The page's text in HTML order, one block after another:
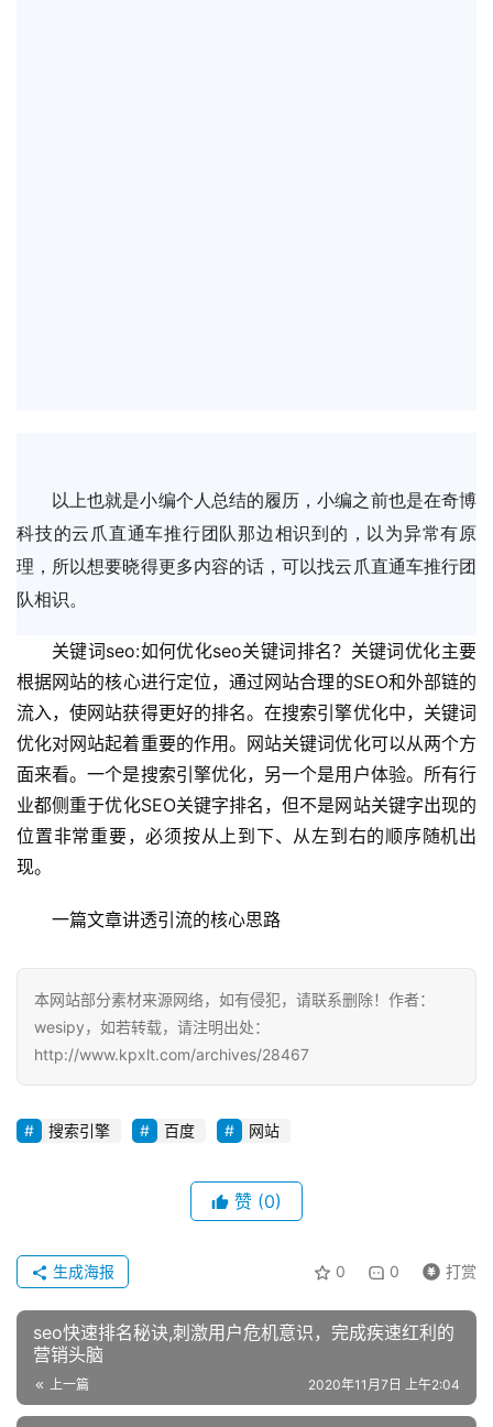
以上也就是小编个人总结的履历，小编之前也是在奇博
科技的云爪直通车推行团队那边相识到的，以为异常有原
理，所以想要晓得更多内容的话，可以找云爪直通车推行团
队相识。
关键词seo:如何优化seo关键词排名？关键词优化主要
根据网站的核心进行定位，通过网站合理的SEO和外部链的
流入，使网站获得更好的排名。在搜索引擎优化中，关键词
优化对网站起着重要的作用。网站关键词优化可以从两个方
面来看。一个是搜索引擎优化，另一个是用户体验。所有行
业都侧重于优化SEO关键字排名，但不是网站关键字出现的
位置非常重要，必须按从上到下、从左到右的顺序随机出
现。
一篇文章讲透引流的核心思路
本网站部分素材来源网络，如有侵犯，请联系删除！作者：
wesipy，如若转载，请注明出处：
http://www.kpxlt.com/archives/28467
搜索引擎 百度 网站
赞 (0)
0 0 打赏
生成海报
seo快速排名秘诀,刺激用户危机意识，完成疾速红利的
营销头脑
上一篇 2020年11月7日 上午2:04